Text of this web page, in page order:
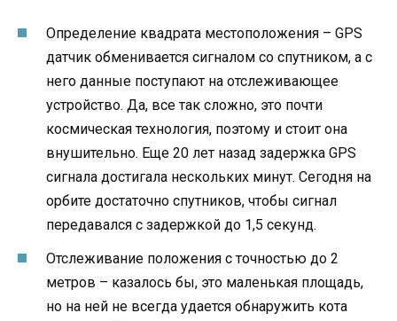
Определение квадрата местоположения – GPS
датчик обменивается сигналом со спутником, а с
него данные поступают на отслеживающее
устройство. Да, все так сложно, это почти
космическая технология, поэтому и стоит она
внушительно. Еще 20 лет назад задержка GPS
сигнала достигала нескольких минут. Сегодня на
орбите достаточно спутников, чтобы сигнал
передавался с задержкой до 1,5 секунд.
Отслеживание положения с точностью до 2
метров – казалось бы, это маленькая площадь,
но на ней не всегда удается обнаружить кота